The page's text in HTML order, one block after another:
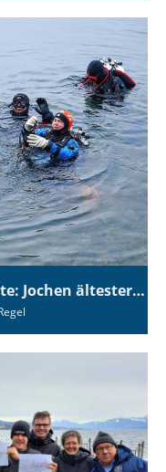
Ausdrücklich keine Zeitungsente: Jochen ältester Teilnehmer beim Dreikönigstauchen 2024